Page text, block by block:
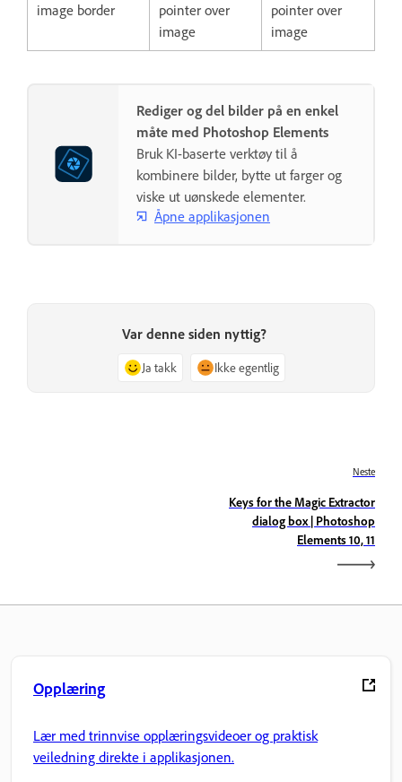
image border
pointer over
image
pointer over
image
Rediger og del bilder på en enkel
måte med Photoshop Elements
Bruk KI-baserte verktøy til å
kombinere bilder, bytte ut farger og
viske ut uønskede elementer.
Åpne applikasjonen
Var denne siden nyttig?
Ja takk Ikke egentlig
Neste
Keys for the Magic Extractor
dialog box | Photoshop
Elements 10, 11
Opplæring
Lær med trinnvise opplæringsvideoer og praktisk
veiledning direkte i applikasjonen.